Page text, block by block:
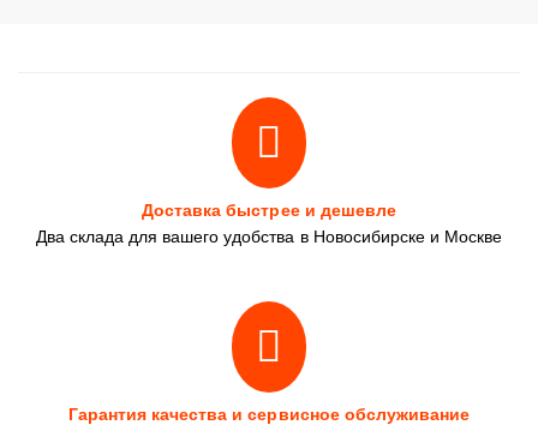
Доставка быстрее и дешевле
Два склада для вашего удобства в Новосибирске и Москве
Гарантия качества и сервисное обслуживание